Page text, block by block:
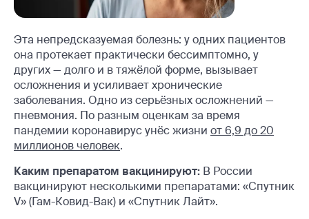
Эта непредсказуемая болезнь: у одних пациентов
она протекает практически бессимптомно, у
других — долго и в тяжёлой форме, вызывает
осложнения и усиливает хронические
заболевания. Одно из серьёзных осложнений —
пневмония. По разным оценкам за время
пандемии коронавирус унёс жизни от 6,9 до 20
миллионов человек.
Каким препаратом вакцинируют: В России
вакцинируют несколькими препаратами: «Спутник
V» (Гам-Ковид-Вак) и «Спутник Лайт».